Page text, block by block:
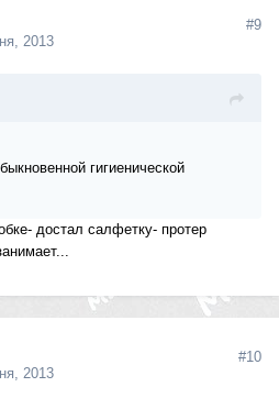
2013
#9
гигиенической
достал салфетку- протер
2013
#10